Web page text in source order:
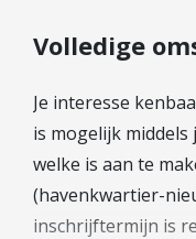
Duurzame
Contact
Leer ons kennen
Over Ons
Volledige
Je interesse
is mogelijk
welke is aan te
(havenkwartier-
inschrijftermijn is